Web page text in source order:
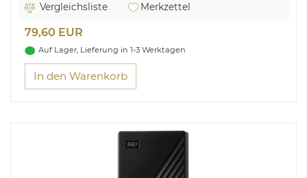
Intenso 2.5" Memory Play USB 3.0 1TB. HDD Kapazität:
Gen 1). HDD Geschwindigkeit: 5400 RPM,
Lesegeschwindigkeit: 85 MB/s, Schreibgeschwindigkeit:
75 MB/s. Produktfarbe: Schwarz
Vergleichsliste Merkzettel
79,60 EUR
Auf Lager, Lieferung in 1-3 Werktagen
In den Warenkorb